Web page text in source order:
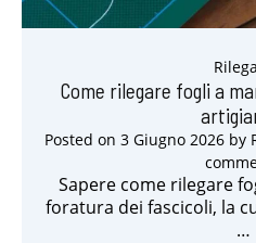
Come rilegare fogli a
Posted on 3 Giugno 2026by
Sapere come rilegare
foratura dei fascicoli, la
…